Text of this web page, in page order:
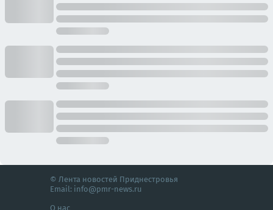
© Лента новостей Приднестровья
Email: info@pmr-news.ru
О нас